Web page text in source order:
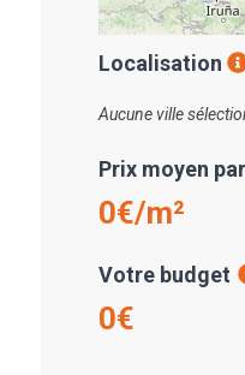
Localisation
Aucune ville
Prix moyen
0€/m²
Votre budget
0€